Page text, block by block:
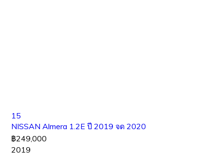
15
NISSAN Almera 1.2E ปี 2019 จด 2020
฿249,000
2019